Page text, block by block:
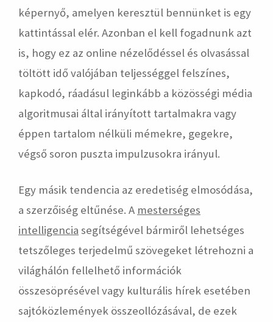
képernyő, amelyen keresztül bennünket is egy
kattintással elér. Azonban el kell fogadnunk azt
is, hogy ez az online nézelődéssel és olvasással
töltött idő valójában teljességgel felszínes,
kapkodó, ráadásul leginkább a közösségi média
algoritmusai által irányított tartalmakra vagy
éppen tartalom nélküli mémekre, gegekre,
végső soron puszta impulzusokra irányul.
Egy másik tendencia az eredetiség elmosódása,
a szerzőiség eltűnése. A mesterséges
intelligencia segítségével bármiről lehetséges
tetszőleges terjedelmű szövegeket létrehozni a
világhálón fellelhető információk
összesöprésével vagy kulturális hírek esetében
sajtóközlemények összeollózásával, de ezek